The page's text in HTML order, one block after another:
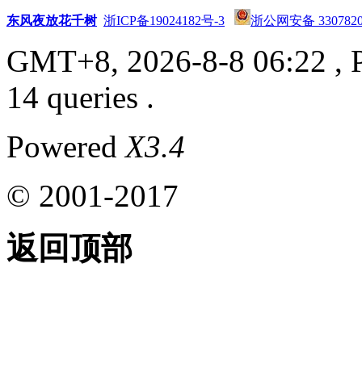
东风夜放花千树 浙ICP备19024182号-3 浙公网安备
GMT+8, 2026-8-8 06:22 ,
14 queries .
Powered X3.4
© 2001-2017
返回顶部